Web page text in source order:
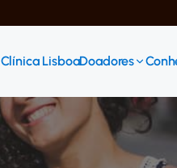
Clínica LisboaDoadores